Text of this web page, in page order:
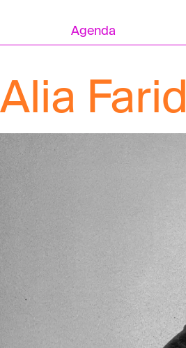
Agenda
Alia Farid